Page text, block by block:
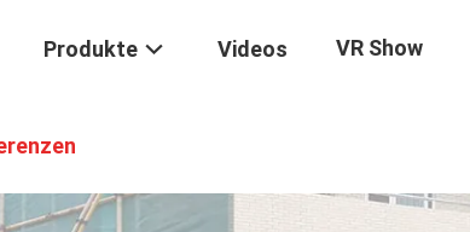
Produkte Videos VR Show